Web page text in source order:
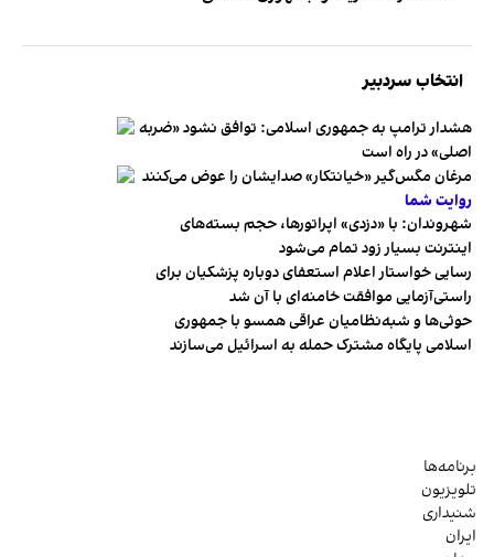
انتخاب سردبیر
هشدار ترامپ به جمهوری اسلامی: توافق نشود «ضربه
اصلی» در راه است
مرغان مگس‌گیر «خیانتکار» صدایشان را عوض می‌کنند
روایت شما
شهروندان:‌ با «دزدی» اپراتورها، حجم بسته‌های
اینترنت بسیار زود تمام می‌شود
رسایی خواستار اعلام استعفای دوباره پزشکیان برای
راستی‌آزمایی موافقت خامنه‌ای با آن شد
حوثی‌ها و شبه‌نظامیان عراقی همسو با جمهوری
اسلامی پایگاه مشترک حمله به اسرائیل می‌سازند
برنامه‌ها
تلویزیون
شنیداری
ایران